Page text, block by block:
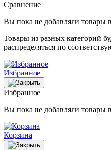
Сравнение
Вы пока не добавляли товары
Товары из разных категорий
распределяться по
Избранное
Избранное
Вы пока не добавляли товары
Корзина